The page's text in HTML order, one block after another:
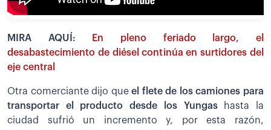
MIRA AQUÍ:
En pleno feriado largo, el
desabastecimiento de diésel continúa en surtidores del
eje central
Otra comerciante dijo queel flete de los camiones para
transportar el producto desde los Yungas
hasta la
ciudad sufrió un incremento y, por esta razón,